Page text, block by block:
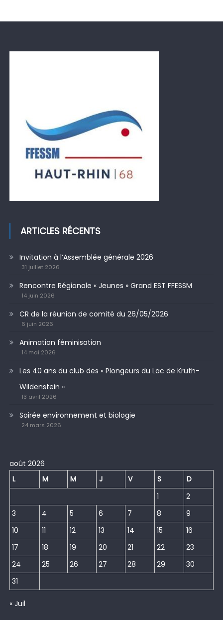
ARTICLES RÉCENTS
Invitation à l’Assemblée générale 2026
31 juillet 2026
Rencontre Régionale « Jeunes » Grand EST FFESSM
14 juin 2026
CR de la réunion de comité du 26/05/2026
6 juin 2026
Animation féminisation
14 mai 2026
Les 40 ans du club des « Plongeurs du Lac de Kruth-
Wildenstein »
13 avril 2026
Soirée environnement et biologie
24 mars 2026
août 2026
L
M M J V S
D
1
2
3
4 5 6 7 8
9
10
11 12 13 14 15
16
17
18 19 20 21 22
23
24
25 26 27 28 29
30
31
« Juil